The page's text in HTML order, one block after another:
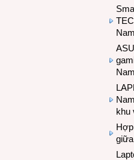
Nam
khu